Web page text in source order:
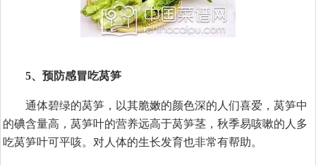
5、预防感冒吃莴笋
通体碧绿的莴笋，以其脆嫩的颜色深的人们喜爱，莴笋中
的碘含量高，莴笋叶的营养远高于莴笋茎，秋季易咳嗽的人多
吃莴笋叶可平咳。对人体的生长发育也非常有帮助。